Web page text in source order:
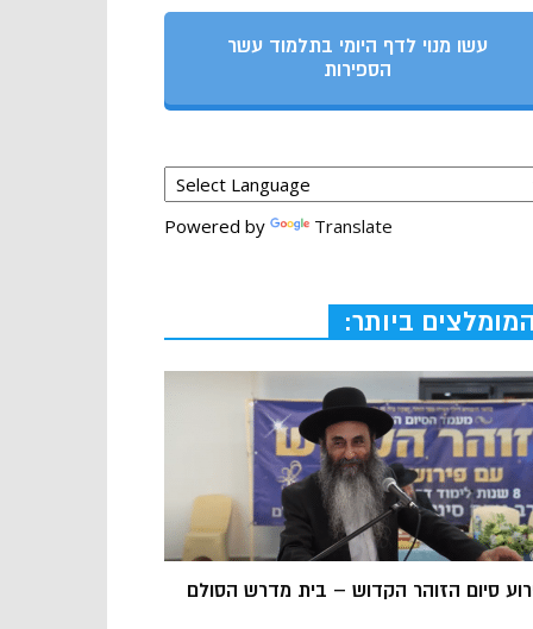
עשו מנוי לדף היומי בתלמוד עשר
הספירות
Powered by Translate
המומלצים ביותר:
סיום הזוהר הקדוש – בית מדרש הסולם